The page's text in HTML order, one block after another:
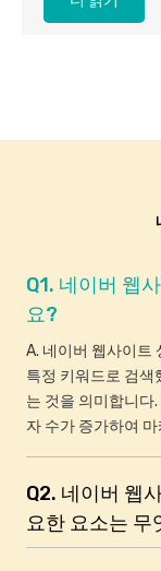
Q1. 네이버 웹
요?
A. 네이버 웹사이트
특정 키워드로 검색
는 것을 의미합니다
자 수가 증가하여
Q2. 네이버 웹
요한 요소는 무